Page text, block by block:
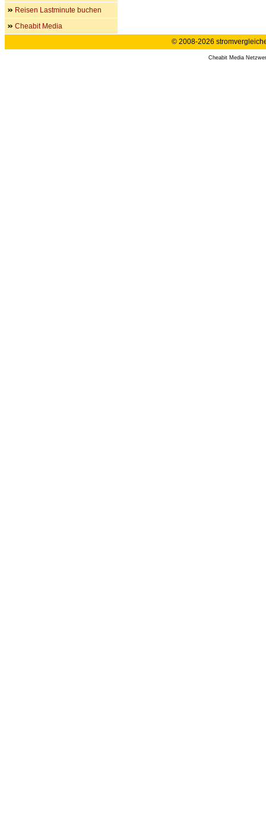
Reisen Lastminute buchen
Cheabit Media
© 2008-2026
Cheabit Media